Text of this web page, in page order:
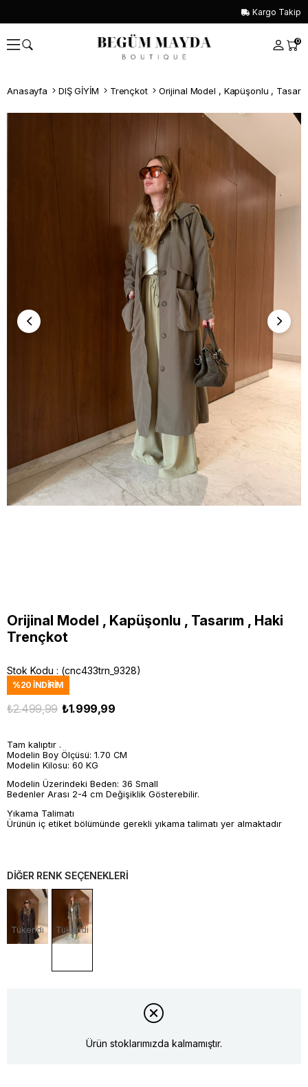
Kargo Takip
0
Anasayfa DIŞ GİYİM Trençkot Orijinal Model , Kapüşonlu ,
Orijinal Model , Kapüşonlu , Tasarım , Haki
Trençkot
Stok Kodu (cnc433trn_9328)
%20 İNDIRIM
₺2.499,99 ₺1.999,99
Tam kalıptır .
Modelin Boy Ölçüsü: 1.70 CM
Modelin Kilosu: 60 KG
Modelin Üzerindeki Beden: 36 Small
Bedenler Arası 2-4 cm Değişiklik Gösterebilir.
Yıkama Talimatı
Ürünün iç etiket bölümünde gerekli yıkama talimatı yer almaktadır
DİĞER RENK SEÇENEKLERİ
Tükendi Tükendi
Ürün stoklarımızda kalmamıştır.